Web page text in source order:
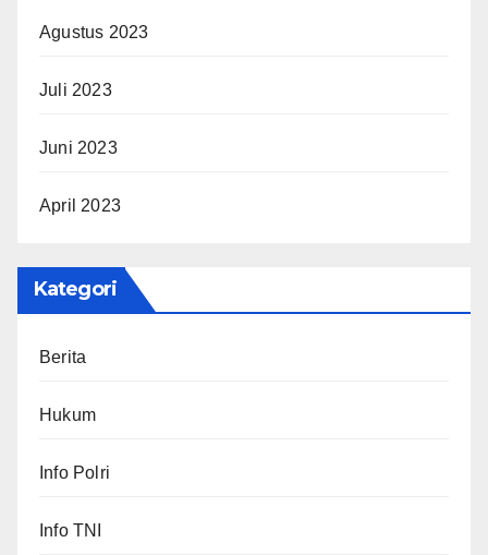
Agustus 2023
Juli 2023
Juni 2023
April 2023
Kategori
Berita
Hukum
Info Polri
Info TNI